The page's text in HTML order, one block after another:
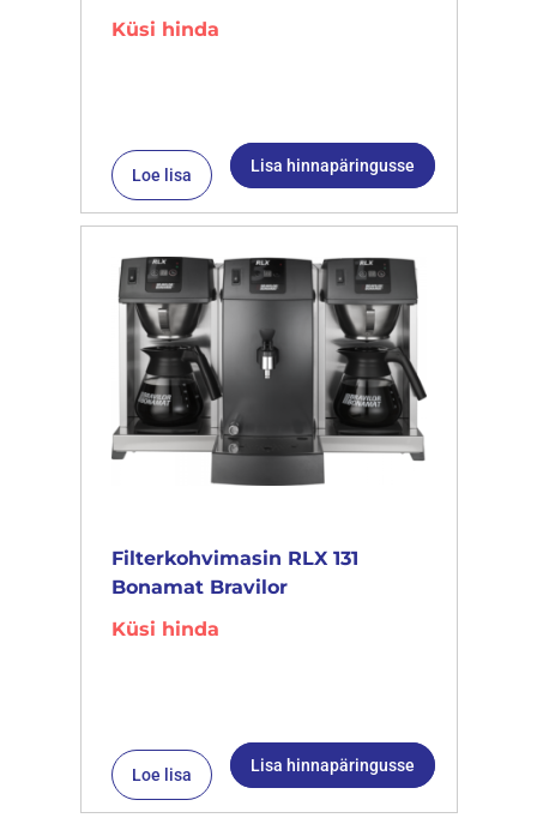
Küsi hinda
Loe lisa Lisa hinnapäringusse
Filterkohvimasin RLX 131
Bonamat Bravilor
Küsi hinda
Loe lisa Lisa hinnapäringusse